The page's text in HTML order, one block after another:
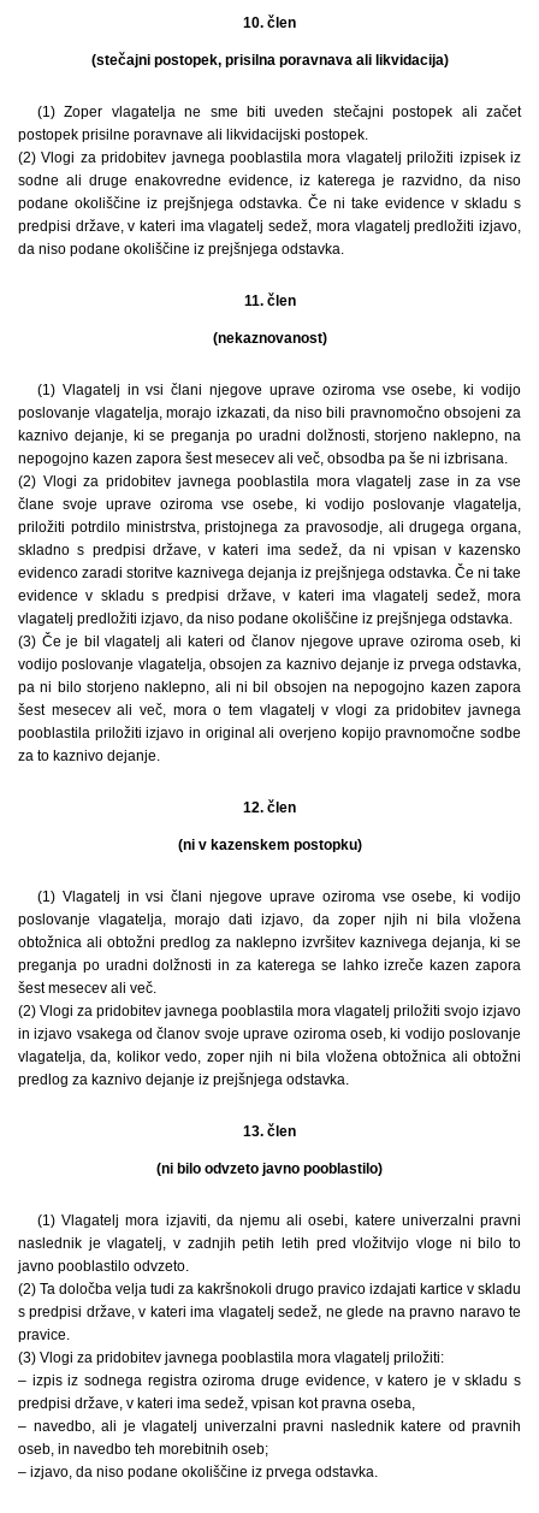
10. člen
(stečajni postopek, prisilna poravnava ali likvidacija)
(1) Zoper vlagatelja ne sme biti uveden stečajni postopek ali začet
postopek prisilne poravnave ali likvidacijski postopek.
(2) Vlogi za pridobitev javnega pooblastila mora vlagatelj priložiti izpisek iz
sodne ali druge enakovredne evidence, iz katerega je razvidno, da niso
podane okoliščine iz prejšnjega odstavka. Če ni take evidence v skladu s
predpisi države, v kateri ima vlagatelj sedež, mora vlagatelj predložiti izjavo,
da niso podane okoliščine iz prejšnjega odstavka.
11. člen
(nekaznovanost)
(1) Vlagatelj in vsi člani njegove uprave oziroma vse osebe, ki vodijo
poslovanje vlagatelja, morajo izkazati, da niso bili pravnomočno obsojeni za
kaznivo dejanje, ki se preganja po uradni dolžnosti, storjeno naklepno, na
nepogojno kazen zapora šest mesecev ali več, obsodba pa še ni izbrisana.
(2) Vlogi za pridobitev javnega pooblastila mora vlagatelj zase in za vse
člane svoje uprave oziroma vse osebe, ki vodijo poslovanje vlagatelja,
priložiti potrdilo ministrstva, pristojnega za pravosodje, ali drugega organa,
skladno s predpisi države, v kateri ima sedež, da ni vpisan v kazensko
evidenco zaradi storitve kaznivega dejanja iz prejšnjega odstavka. Če ni take
evidence v skladu s predpisi države, v kateri ima vlagatelj sedež, mora
vlagatelj predložiti izjavo, da niso podane okoliščine iz prejšnjega odstavka.
(3) Če je bil vlagatelj ali kateri od članov njegove uprave oziroma oseb, ki
vodijo poslovanje vlagatelja, obsojen za kaznivo dejanje iz prvega odstavka,
pa ni bilo storjeno na­klepno, ali ni bil obsojen na nepogojno kazen zapora
šest mesecev ali več, mora o tem vlagatelj v vlogi za pridobitev javnega
pooblastila priložiti izjavo in original ali overjeno kopijo pravnomočne sodbe
za to kaznivo dejanje.
12. člen
(ni v kazenskem postopku)
(1) Vlagatelj in vsi člani njegove uprave oziroma vse osebe, ki vodijo
poslovanje vlagatelja, morajo dati izjavo, da zoper njih ni bila vložena
obtožnica ali obtožni predlog za naklepno izvršitev kaznivega dejanja, ki se
preganja po uradni dolžnosti in za katerega se lahko izreče kazen zapora
šest mesecev ali več.
(2) Vlogi za pridobitev javnega pooblastila mora vlagatelj priložiti svojo izjavo
in izjavo vsakega od članov svoje uprave oziroma oseb, ki vodijo poslovanje
vlagatelja, da, kolikor vedo, zoper njih ni bila vložena obtožnica ali obtožni
predlog za kaznivo dejanje iz prejšnjega odstavka.
13. člen
(ni bilo odvzeto javno pooblastilo)
(1) Vlagatelj mora izjaviti, da njemu ali osebi, katere univerzalni pravni
naslednik je vlagatelj, v zadnjih petih letih pred vložitvijo vloge ni bilo to
javno pooblastilo odvzeto.
(2) Ta določba velja tudi za kakršnokoli drugo pravico izdajati kartice v skladu
s predpisi države, v kateri ima vlagatelj sedež, ne glede na pravno naravo te
pravice.
(3) Vlogi za pridobitev javnega pooblastila mora vlagatelj priložiti:
– izpis iz sodnega registra oziroma druge evidence, v katero je v skladu s
predpisi države, v kateri ima sedež, vpisan kot pravna oseba,
– navedbo, ali je vlagatelj univerzalni pravni naslednik katere od pravnih
oseb, in navedbo teh morebitnih oseb;
– izjavo, da niso podane okoliščine iz prvega odstavka.